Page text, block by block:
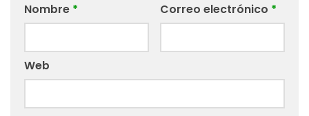
Nombre * Correo electrónico *
Web